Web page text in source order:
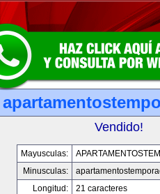
Vendido!
Mayusculas:
Minusculas:
Longitud:
21 caracteres